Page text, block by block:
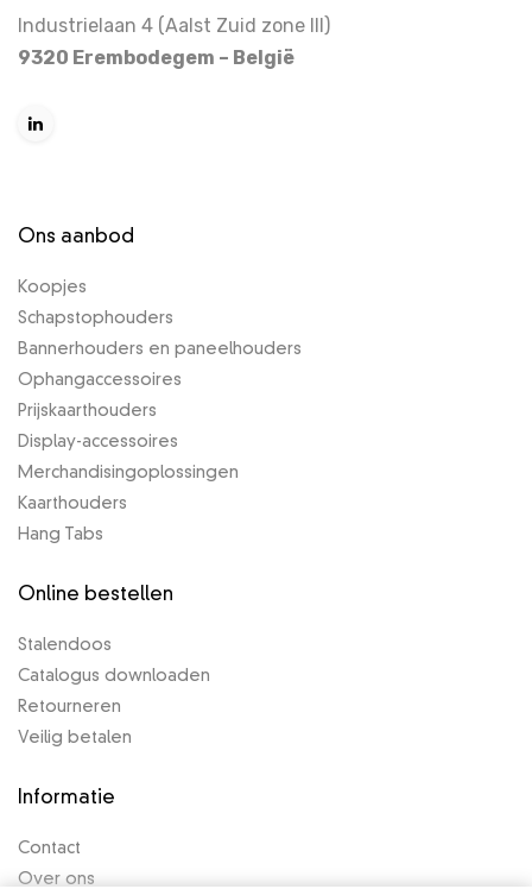
Industrielaan 4 (Aalst Zuid zone III)
9320 Erembodegem – België
Ons aanbod
Koopjes
Schapstophouders
Bannerhouders en paneelhouders
Ophangaccessoires
Prijskaarthouders
Display-accessoires
Merchandisingoplossingen
Kaarthouders
Hang Tabs
Online bestellen
Stalendoos
Catalogus downloaden
Retourneren
Veilig betalen
Informatie
Contact
Over ons